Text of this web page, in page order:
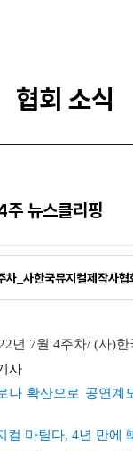
협회 소식
뉴스클리핑
년 7월 4주차/ (사)한
사
나 확산으로 공연계
컬 마틸다, 4년 만에